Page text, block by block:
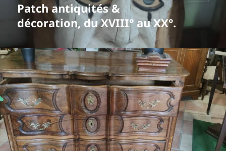
Patch antiquités &
décoration, du XVIII° au XX°.
ET
WIDGETS